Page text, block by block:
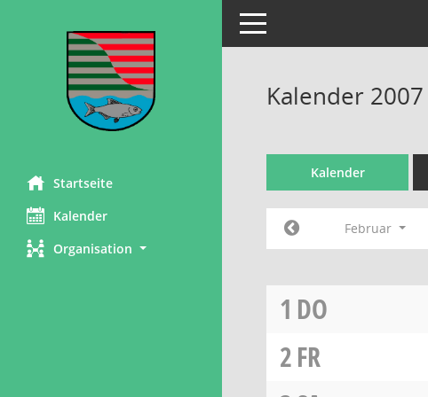
Startseite
Kalender
Organisation
Toggle navigation
Kalender
Kalender
Februar
1 DO
2FR